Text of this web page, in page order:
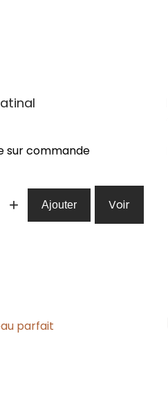
sur commande
+ Ajouter Voir